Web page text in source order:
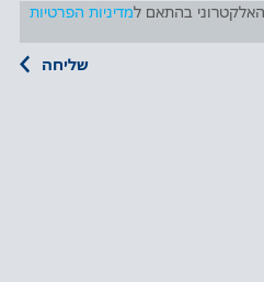
בהתאם למדיניות הפרטיות